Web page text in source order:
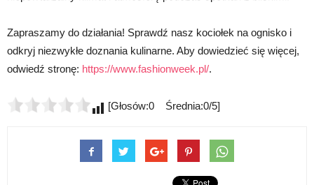
Zapraszamy do działania! Sprawdź nasz kociołek na ognisko i
odkryj niezwykłe doznania kulinarne. Aby dowiedzieć się więcej,
odwiedź stronę: https://www.fashionweek.pl/.
[Głosów:0 Średnia:0/5]